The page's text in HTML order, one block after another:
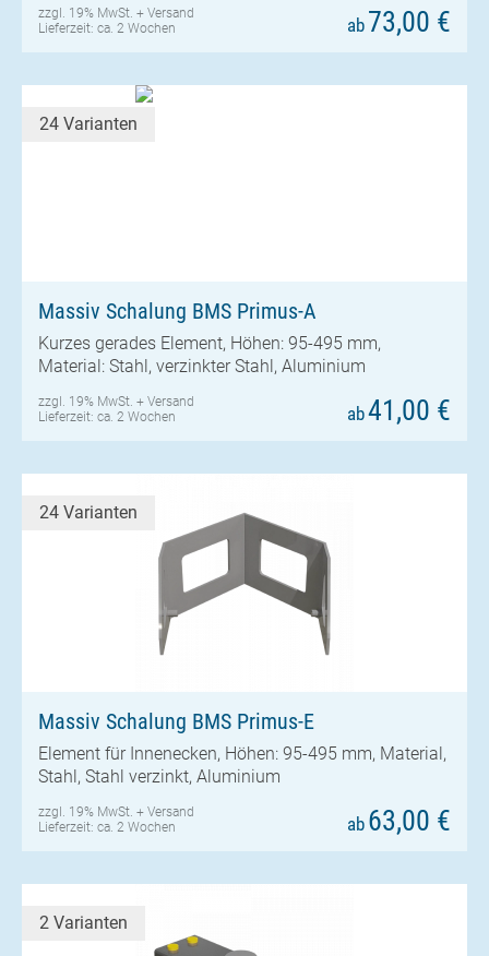
ab 73,00 €
zzgl. 19% MwSt. + Versand
Lieferzeit: ca. 2 Wochen
24 Varianten
Massiv Schalung BMS Primus-A
Kurzes gerades Element, Höhen: 95-495 mm,
Material: Stahl, verzinkter Stahl, Aluminium
ab41,00 €
zzgl. 19% MwSt. + Versand
Lieferzeit: ca. 2 Wochen
24 Varianten
Massiv Schalung BMS Primus-E
Element für Innenecken, Höhen: 95-495 mm, Material,
Stahl, Stahl verzinkt, Aluminium
ab 63,00 €
zzgl. 19% MwSt. + Versand
Lieferzeit: ca. 2 Wochen
2 Varianten